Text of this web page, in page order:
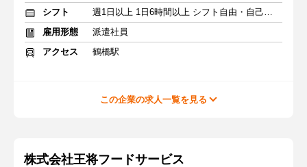
シフト
週1日以上 1日6時間以上 シフト自由・自己申告
雇用形態
派遣社員
アクセス
鶴橋駅
この企業の求人一覧を見る
株式会社王将フードサービス